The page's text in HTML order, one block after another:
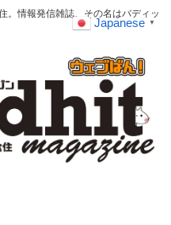
。情報発信雑誌、その名はバディッ
Japanese ▼